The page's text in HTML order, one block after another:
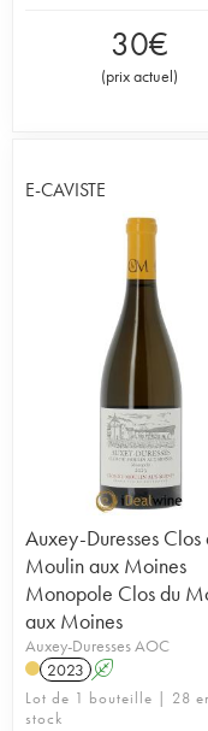
30€
(prix actuel)
E-CAVISTE
Auxey-Duresses Clos
Moulin aux Moines
Monopole Clos du
aux Moines
Auxey-Duresses AOC
2023 A
Lot de 1 bouteille | 28
stock